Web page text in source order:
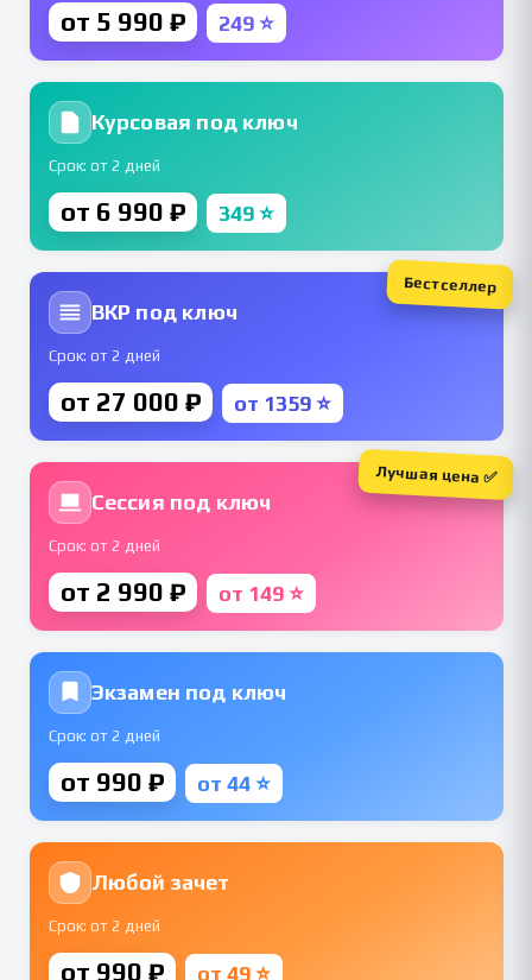
от 5 990 ₽ 249 ⭐
Курсовая под ключ
Срок: от 2 дней
от 6 990 ₽ 349 ⭐
ВКР под ключ
Срок: от 2 дней
от 27 000 ₽ от 1359 ⭐
Бестселлер
Сессия под ключ
Срок: от 2 дней
от 2 990 ₽ от 149 ⭐
Лучшая цена ✅
Экзамен под ключ
Срок: от 2 дней
от 990 ₽ от 44 ⭐
Любой зачет
Срок: от 2 дней
от 990 ₽ от 49 ⭐